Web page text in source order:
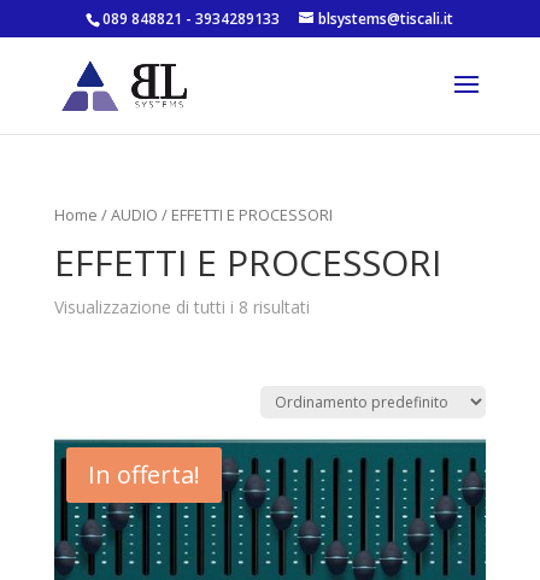
089 848821 - 3934289133 blsystems@tiscali.it
Home /AUDIO / EFFETTI E PROCESSORI
EFFETTI E PROCESSORI
Visualizzazione di tutti i 8 risultati
In offerta!